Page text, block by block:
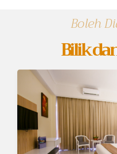
Boleh
Bilik